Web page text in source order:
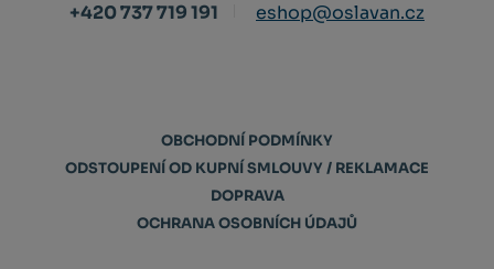
+420 737 719 191
eshop@oslavan.cz
OBCHODNÍ PODMÍNKY
ODSTOUPENÍ OD KUPNÍ SMLOUVY / REKLAMACE
DOPRAVA
OCHRANA OSOBNÍCH ÚDAJŮ